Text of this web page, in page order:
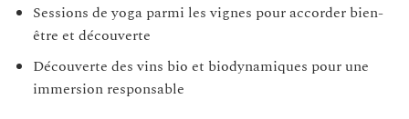
Sessions de yoga parmi les vignes pour accorder bien-
être et découverte
Découverte des vins bio et biodynamiques pour une
immersion responsable